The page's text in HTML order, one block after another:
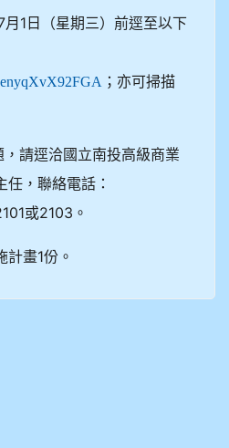
1日（星期三）前逕至以下
；亦可掃描
請逕洽國立南投高級商業
，聯絡電話：
或2103。
計畫1份。